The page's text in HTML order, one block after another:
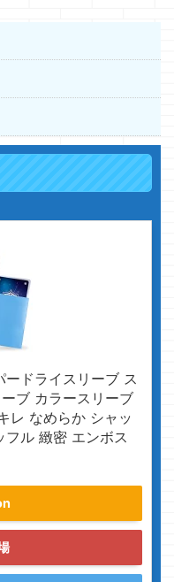
ドライスリーブ ス
ブ カラースリーブ
レ なめらか シャッ
フル 緻密 エンボス